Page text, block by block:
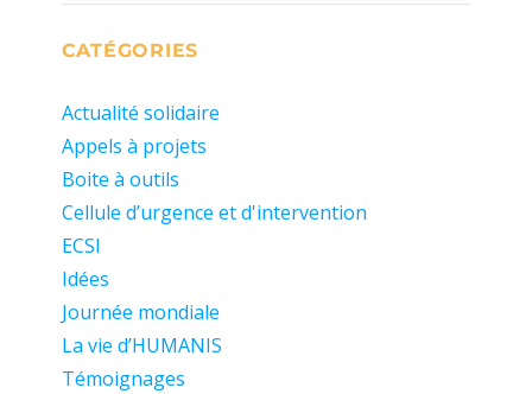
CATÉGORIES
Actualité solidaire
Appels à projets
Boite à outils
Cellule d’urgence et d'intervention
ECSI
Idées
Journée mondiale
La vie d’HUMANIS
Témoignages